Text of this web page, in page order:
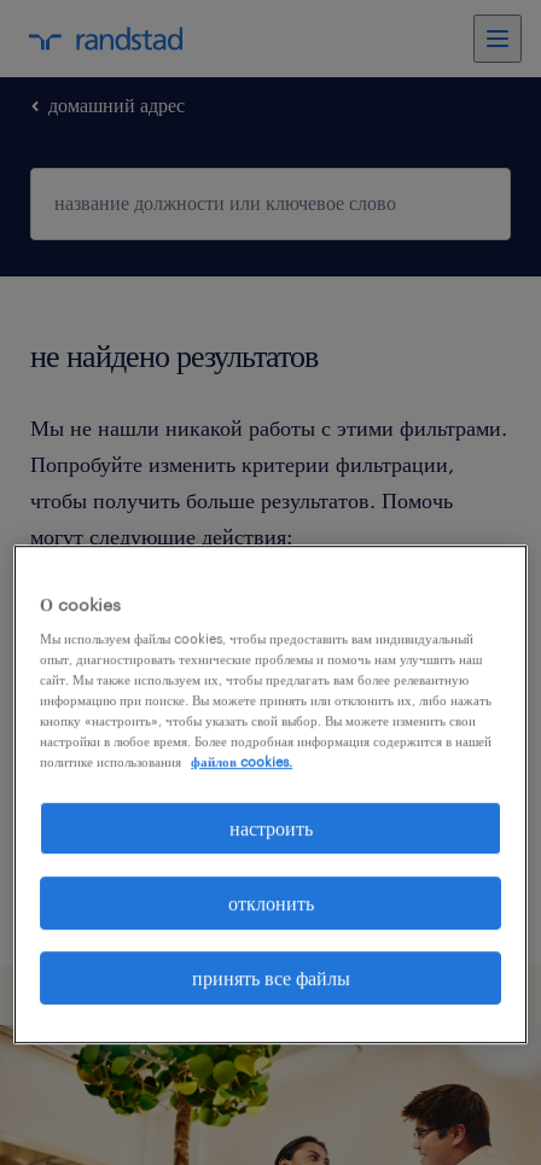
домашний адрес
не найдено результатов
Мы не нашли никакой работы с этими фильтрами.
Попробуйте изменить критерии фильтрации,
чтобы получить больше результатов. Помочь
могут следующие действия:
Попробуйте удалить некоторые из
примененных фильтров.
Вы искали работу в определенном месте?
Учтите возможность расширения диапазона
вокруг местонахождения.
Измените название должности или ключевые
слова и проверьте, правильно ли они
написаны.
О cookies
Мы используем файлы cookies, чтобы предоставить вам индивидуальный
опыт, диагностировать технические проблемы и помочь нам улучшить наш
сайт. Мы также используем их, чтобы предлагать вам более релевантную
информацию при поиске. Вы можете принять или отклонить их, либо нажать
кнопку «настроить», чтобы указать свой выбор. Вы можете изменить свои
настройки в любое время. Более подробная информация содержится в нашей
политике использования
файлов cookies.
принять все файлы
отклонить
настроить